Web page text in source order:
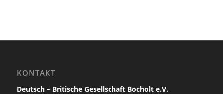
KONTAKT
Deutsch – Britische Gesellschaft Bocholt e.V.